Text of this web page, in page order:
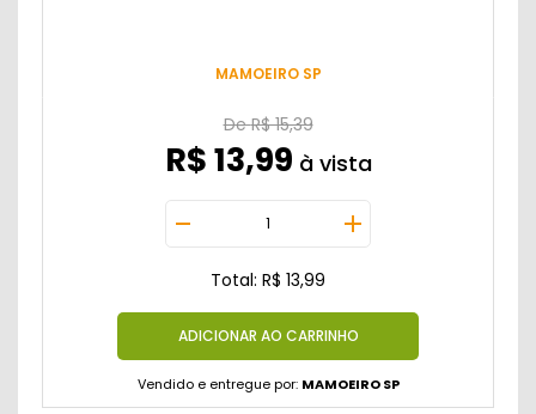
MAMOEIRO SP
DeR$ 15,39
R$ 13,99
Total: R$ 13,99
Vendido e entregue por: MAMOEIRO SP